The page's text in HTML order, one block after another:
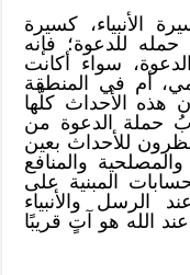
الأنبياء، كسيرة
للدعوة؛ فإنه
سواء أكانت
أم في المنطقة
هذه الأحداث كلَّها
حملة الدعوة من
للأحداث بعين
والمنافع
المبنية على
الرسل والأنبياء
الله هو آتٍ قريبًا